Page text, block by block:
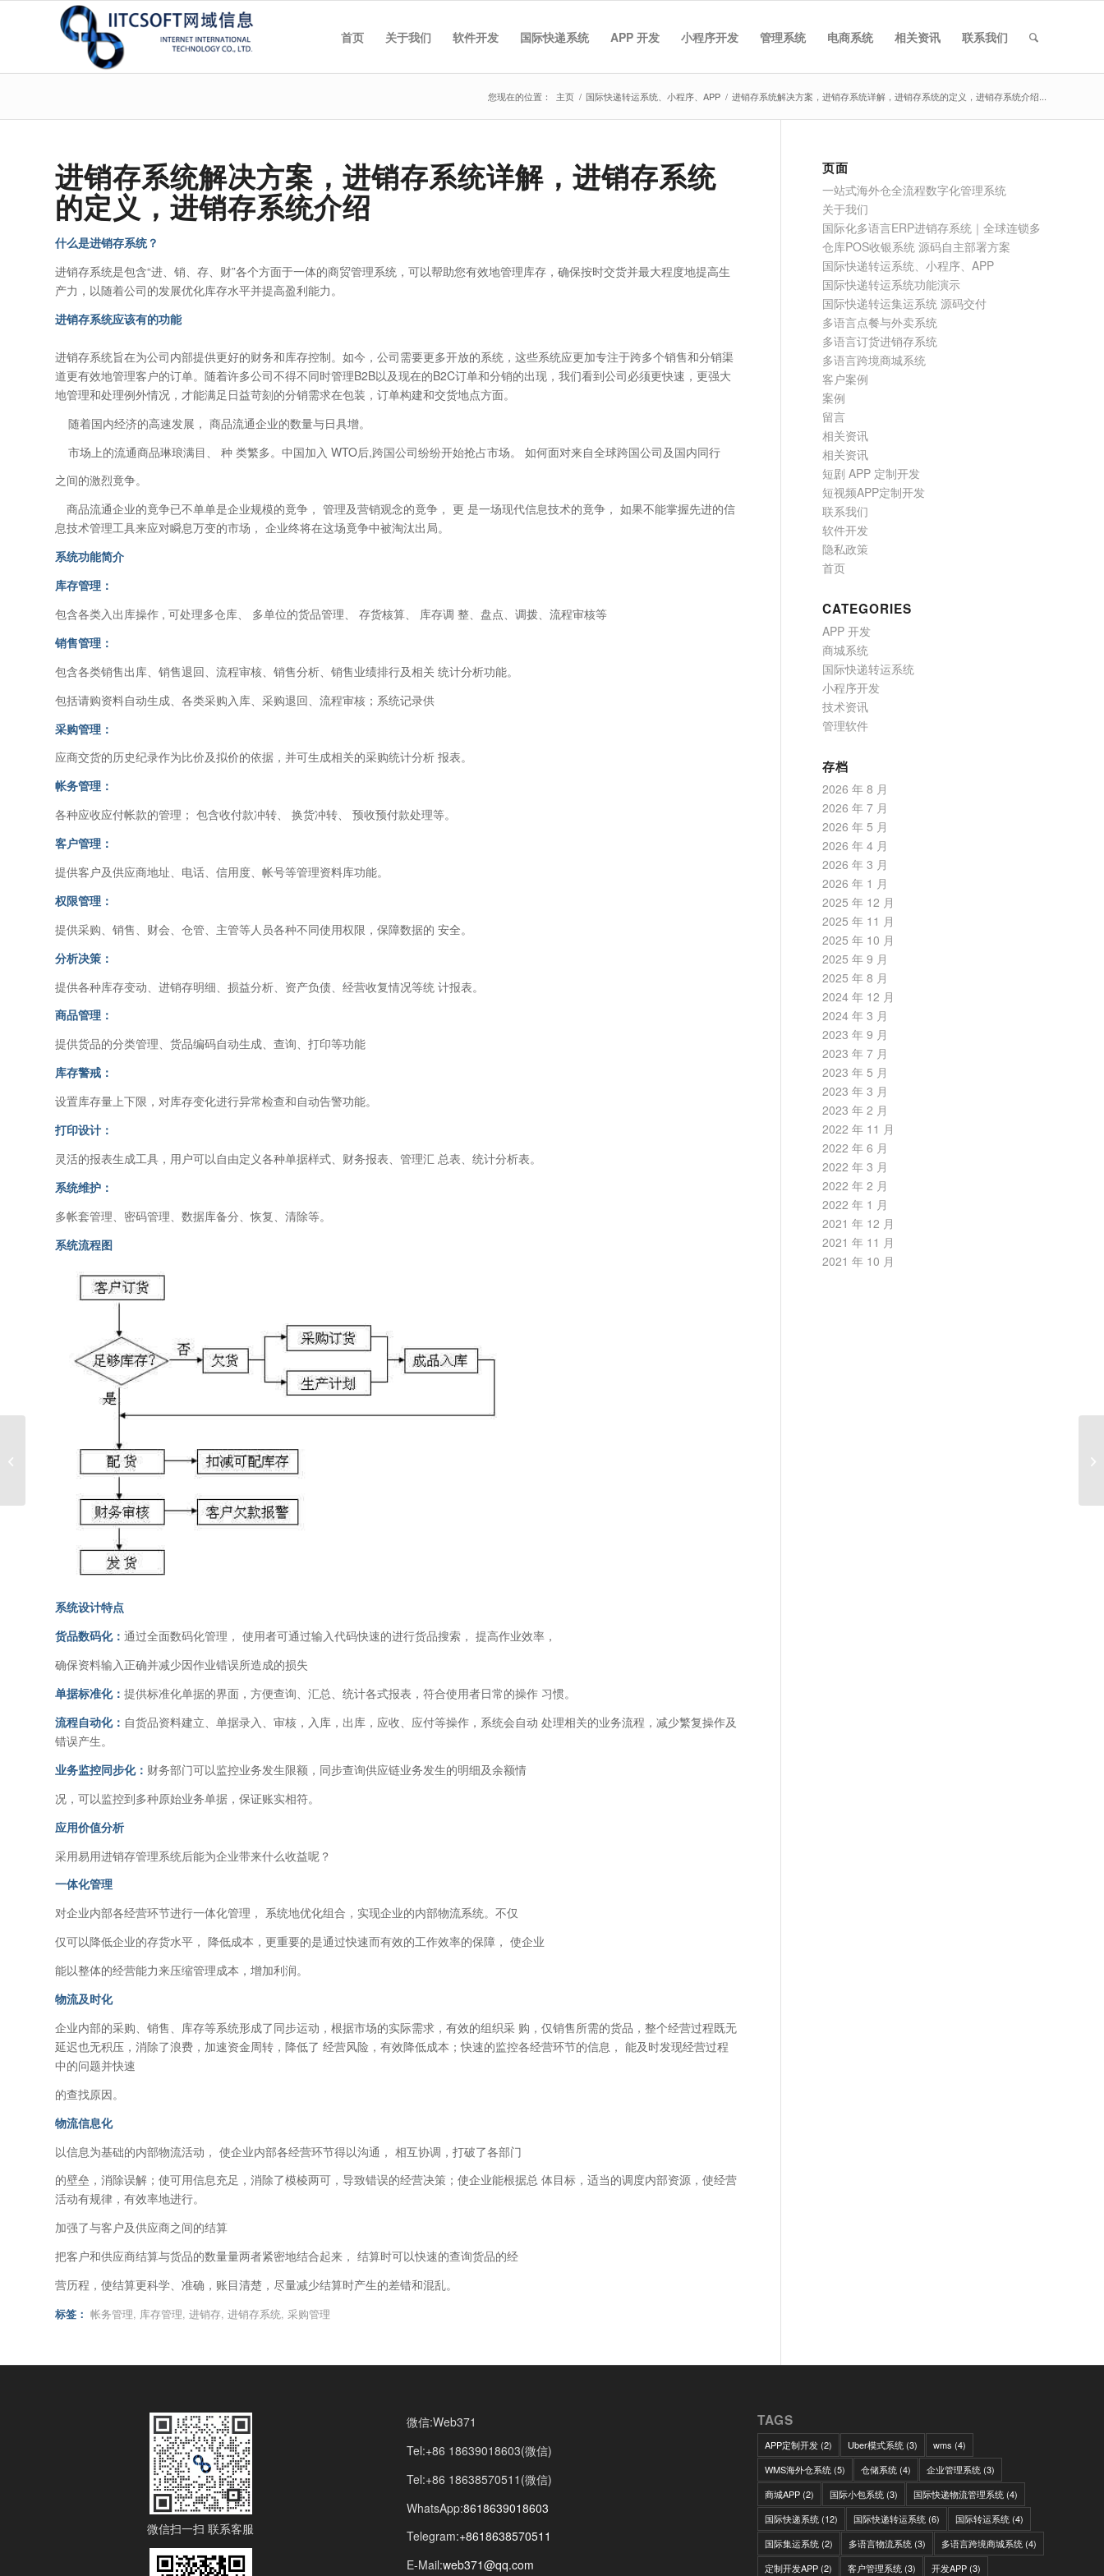
首页 关于我们 软件开发 国际快递系统 APP 开发 小程序开发 管理系统 电商系统 相关资讯 联系我们
您现在的位置： 主页 / 国际快递转运系统、小程序、APP / 进销存系统解决方案，进销存系统详解，进销存系统的定义，进销存系统介绍...
进销存系统解决方案，进销存系统详解，进销存系统
的定义，进销存系统介绍
什么是进销存系统？
进销存系统是包含“进、销、存、财”各个方面于一体的商贸管理系统，可以帮助您有效地管理库存，确保按时交货并最大程度地提高生
产力，以随着公司的发展优化库存水平并提高盈利能力。
进销存系统应该有的功能
进销存系统旨在为公司内部提供更好的财务和库存控制。如今，公司需要更多开放的系统，这些系统应更加专注于跨多个销售和分销渠
道更有效地管理客户的订单。随着许多公司不得不同时管理B2B以及现在的B2C订单和分销的出现，我们看到公司必须更快速，更强大
地管理和处理例外情况，才能满足日益苛刻的分销需求在包装，订单构建和交货地点方面。
随着国内经济的高速发展， 商品流通企业的数量与日具增。
市场上的流通商品琳琅满目、 种 类繁多。中国加入 WTO后,跨国公司纷纷开始抢占市场。 如何面对来自全球跨国公司及国内同行
之间的激烈竟争。
商品流通企业的竟争已不单单是企业规模的竟争， 管理及营销观念的竟争， 更 是一场现代信息技术的竟争， 如果不能掌握先进的信
息技术管理工具来应对瞬息万变的市场， 企业终将在这场竟争中被淘汰出局。
系统功能简介
库存管理：
包含各类入出库操作 , 可处理多仓库、 多单位的货品管理、 存货核算、 库存调 整、盘点、调拨、流程审核等
销售管理：
包含各类销售出库、销售退回、流程审核、销售分析、销售业绩排行及相关 统计分析功能。
包括请购资料自动生成、各类采购入库、采购退回、流程审核；系统记录供
采购管理：
应商交货的历史纪录作为比价及拟价的依据，并可生成相关的采购统计分析 报表。
帐务管理：
各种应收应付帐款的管理； 包含收付款冲转、 换货冲转、 预收预付款处理等。
客户管理：
提供客户及供应商地址、电话、信用度、帐号等管理资料库功能。
权限管理：
提供采购、销售、财会、仓管、主管等人员各种不同使用权限，保障数据的 安全。
分析决策：
提供各种库存变动、进销存明细、损益分析、资产负债、经营收复情况等统 计报表。
商品管理：
提供货品的分类管理、货品编码自动生成、查询、打印等功能
库存警戒：
设置库存量上下限，对库存变化进行异常检查和自动告警功能。
打印设计：
灵活的报表生成工具，用户可以自由定义各种单据样式、财务报表、管理汇 总表、统计分析表。
系统维护：
多帐套管理、密码管理、数据库备分、恢复、清除等。
系统流程图
系统设计特点
货品数码化： 通过全面数码化管理， 使用者可通过输入代码快速的进行货品搜索， 提高作业效率，
确保资料输入正确并减少因作业错误所造成的损失
单据标准化： 提供标准化单据的界面，方便查询、汇总、统计各式报表，符合使用者日常的操作 习惯。
流程自动化： 自货品资料建立、单据录入、审核，入库，出库，应收、应付等操作，系统会自动 处理相关的业务流程，减少繁复操作及
错误产生。
业务监控同步化： 财务部门可以监控业务发生限额，同步查询供应链业务发生的明细及余额情
况，可以监控到多种原始业务单据，保证账实相符。
应用价值分析
采用易用进销存管理系统后能为企业带来什么收益呢？
一体化管理
对企业内部各经营环节进行一体化管理， 系统地优化组合，实现企业的内部物流系统。不仅
仅可以降低企业的存货水平， 降低成本，更重要的是通过快速而有效的工作效率的保障， 使企业
能以整体的经营能力来压缩管理成本，增加利润。
物流及时化
企业内部的采购、销售、库存等系统形成了同步运动，根据市场的实际需求，有效的组织采 购，仅销售所需的货品，整个经营过程既无
延迟也无积压，消除了浪费，加速资金周转，降低了 经营风险，有效降低成本；快速的监控各经营环节的信息， 能及时发现经营过程
中的问题并快速
的查找原因。
物流信息化
以信息为基础的内部物流活动， 使企业内部各经营环节得以沟通， 相互协调，打破了各部门
的壁垒，消除误解；使可用信息充足，消除了模棱两可，导致错误的经营决策；使企业能根据总 体目标，适当的调度内部资源，使经营
活动有规律，有效率地进行。
加强了与客户及供应商之间的结算
把客户和供应商结算与货品的数量量两者紧密地结合起来， 结算时可以快速的查询货品的经
营历程，使结算更科学、准确，账目清楚，尽量减少结算时产生的差错和混乱。
标签： 帐务管理, 库存管理, 进销存, 进销存系统, 采购管理
页面
一站式海外仓全流程数字化管理系统
关于我们
国际化多语言ERP进销存系统｜全球连锁多
仓库POS收银系统 源码自主部署方案
国际快递转运系统、小程序、APP
国际快递转运系统功能演示
国际快递转运集运系统 源码交付
多语言点餐与外卖系统
多语言订货进销存系统
多语言跨境商城系统
客户案例
案例
留言
相关资讯
相关资讯
短剧 APP 定制开发
短视频APP定制开发
联系我们
软件开发
隐私政策
首页
CATEGORIES
APP 开发
商城系统
国际快递转运系统
小程序开发
技术资讯
管理软件
存档
2026 年 8 月
2026 年 7 月
2026 年 5 月
2026 年 4 月
2026 年 3 月
2026 年 1 月
2025 年 12 月
2025 年 11 月
2025 年 10 月
2025 年 9 月
2025 年 8 月
2024 年 12 月
2024 年 3 月
2023 年 9 月
2023 年 7 月
2023 年 5 月
2023 年 3 月
2023 年 2 月
2022 年 11 月
2022 年 6 月
2022 年 3 月
2022 年 2 月
2022 年 1 月
2021 年 12 月
2021 年 11 月
2021 年 10 月
微信扫一扫 联系客服
微信:Web371
Tel:+86 18639018603(微信)
Tel:+86 18638570511(微信)
WhatsApp:8618639018603
Telegram:+8618638570511
E-Mail:web371@qq.com
TAGS
APP定制开发(2) Uber模式系统 (3) wms (4)
WMS海外仓系统 (5) 仓储系统 (4) 企业管理系统 (3)
商城APP(2) 国际小包系统 (3) 国际快递物流管理系统 (4)
国际快递系统 (12) 国际快递转运系统 (6) 国际转运系统 (4)
国际集运系统 (2) 多语言物流系统 (3) 多语言跨境商城系统 (4)
定制开发APP(2) 客户管理系统 (3) 开发APP(3)
韵达速递美国西雅图分
站（美国-中国）国际快
递网站设�...